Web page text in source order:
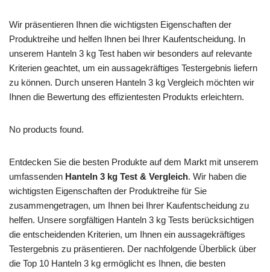
Wir präsentieren Ihnen die wichtigsten Eigenschaften der
Produktreihe und helfen Ihnen bei Ihrer Kaufentscheidung. In
unserem Hanteln 3 kg Test haben wir besonders auf relevante
Kriterien geachtet, um ein aussagekräftiges Testergebnis liefern
zu können. Durch unseren Hanteln 3 kg Vergleich möchten wir
Ihnen die Bewertung des effizientesten Produkts erleichtern.
No products found.
Entdecken Sie die besten Produkte auf dem Markt mit unserem
umfassenden Hanteln 3 kg Test & Vergleich. Wir haben die
wichtigsten Eigenschaften der Produktreihe für Sie
zusammengetragen, um Ihnen bei Ihrer Kaufentscheidung zu
helfen. Unsere sorgfältigen Hanteln 3 kg Tests berücksichtigen
die entscheidenden Kriterien, um Ihnen ein aussagekräftiges
Testergebnis zu präsentieren. Der nachfolgende Überblick über
die Top 10 Hanteln 3 kg ermöglicht es Ihnen, die besten